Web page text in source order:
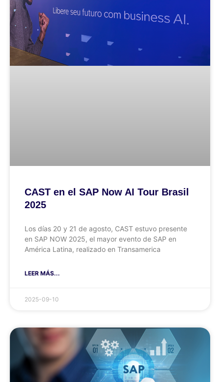
CAST en el SAP Now AI Tour Brasil
2025
Los días 20 y 21 de agosto, CAST estuvo presente
en SAP NOW 2025, el mayor evento de SAP en
América Latina, realizado en Transamerica
LEER MÁS...
2025-09-10